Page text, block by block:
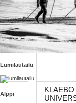
Lumilautailu
Alppi
KLAEBO